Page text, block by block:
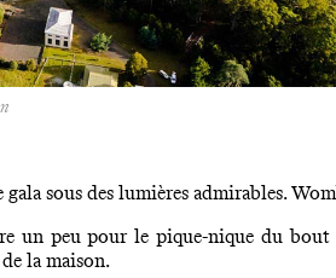
gala sous des lumières admirables.
un peu pour le pique-nique du
la maison.